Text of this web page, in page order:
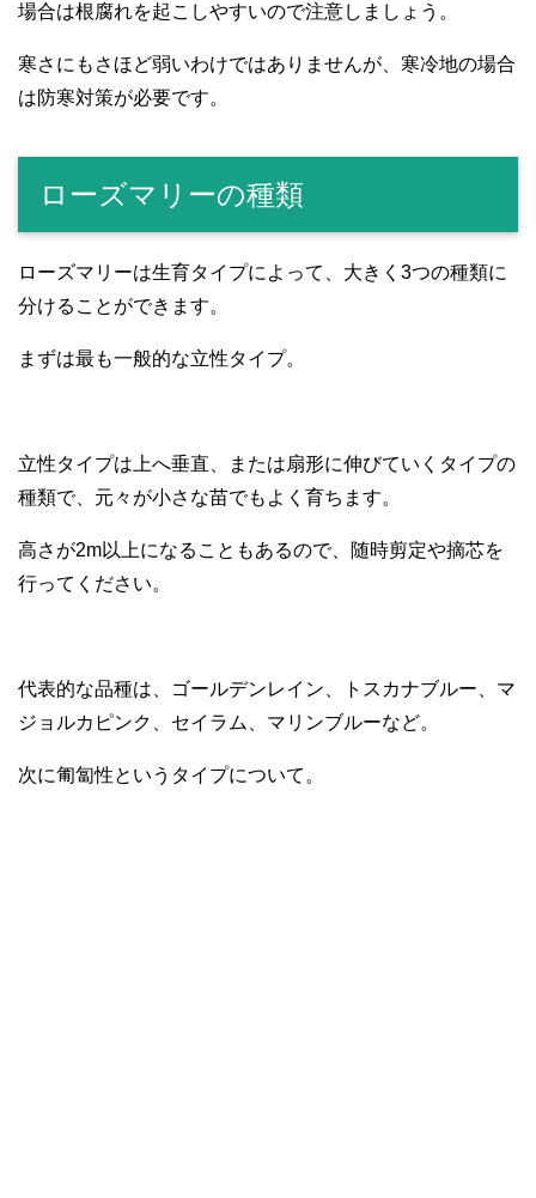
場合は根腐れを起こしやすいので注意しましょう。
寒さにもさほど弱いわけではありませんが、寒冷地の場合
は防寒対策が必要です。
ローズマリーの種類
ローズマリーは生育タイプによって、大きく3つの種類に
分けることができます。
まずは最も一般的な立性タイプ。
立性タイプは上へ垂直、または扇形に伸びていくタイプの
種類で、元々が小さな苗でもよく育ちます。
高さが2m以上になることもあるので、随時剪定や摘芯を
行ってください。
代表的な品種は、ゴールデンレイン、トスカナブルー、マ
ジョルカピンク、セイラム、マリンブルーなど。
次に匍匐性というタイプについて。